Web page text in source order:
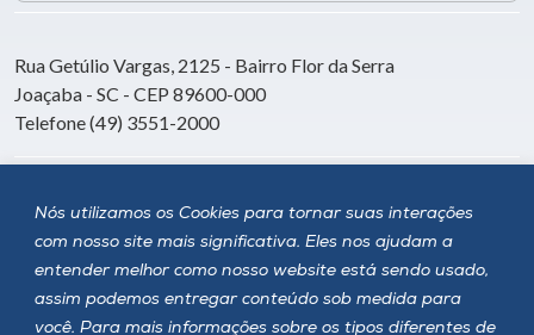
Nós utilizamos os Cookies para tornar suas interações
com nosso site mais significativa. Eles nos ajudam a
entender melhor como nosso website está sendo usado,
assim podemos entregar conteúdo sob medida para
você. Para mais informações sobre os tipos diferentes de
Rua Getúlio Vargas, 2125 - Bairro Flor da Serra
Joaçaba - SC - CEP 89600-000
Telefone (49) 3551-2000
Siga a Unoesc